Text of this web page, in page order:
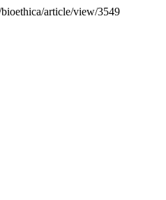
article/view/3549